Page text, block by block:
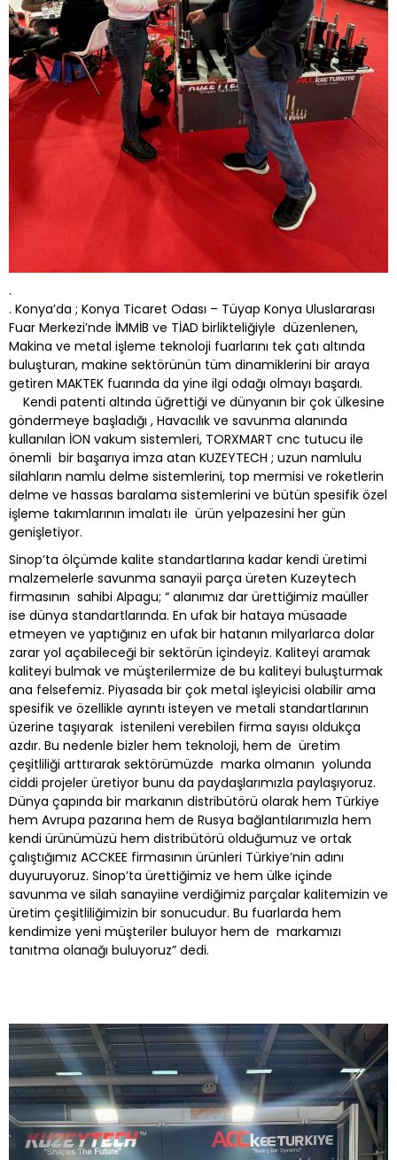
.
. Konya’da ; Konya Ticaret Odası – Tüyap Konya Uluslararası
Fuar Merkezi’nde İMMİB ve TİAD birlikteliğiyle düzenlenen,
Makina ve metal işleme teknoloji fuarlarını tek çatı altında
buluşturan, makine sektörünün tüm dinamiklerini bir araya
getiren MAKTEK fuarında da yine ilgi odağı olmayı başardı.
Kendi patenti altında üğrettiği ve dünyanın bir çok ülkesine
göndermeye başladığı , Havacılık ve savunma alanında
kullanılan İON vakum sistemleri, TORXMART cnc tutucu ile
önemli bir başarıya imza atan KUZEYTECH ; uzun namlulu
silahların namlu delme sistemlerini, top mermisi ve roketlerin
delme ve hassas baralama sistemlerini ve bütün spesifik özel
işleme takımlarının imalatı ile ürün yelpazesini her gün
genişletiyor.
Sinop’ta ölçümde kalite standartlarına kadar kendi üretimi
malzemelerle savunma sanayii parça üreten Kuzeytech
firmasının sahibi Alpagu; “ alanımız dar ürettiğimiz maüller
ise dünya standartlarında. En ufak bir hataya müsaade
etmeyen ve yaptığınız en ufak bir hatanın milyarlarca dolar
zarar yol açabileceği bir sektörün içindeyiz. Kaliteyi aramak
kaliteyi bulmak ve müşterilermize de bu kaliteyi buluşturmak
ana felsefemiz. Piyasada bir çok metal işleyicisi olabilir ama
spesifik ve özellikle ayrıntı isteyen ve metali standartlarının
üzerine taşıyarak istenileni verebilen firma sayısı oldukça
azdır. Bu nedenle bizler hem teknoloji, hem de üretim
çeşitliliği arttırarak sektörümüzde marka olmanın yolunda
ciddi projeler üretiyor bunu da paydaşlarımızla paylaşıyoruz.
Dünya çapında bir markanın distribütörü olarak hem Türkiye
hem Avrupa pazarına hem de Rusya bağlantılarımızla hem
kendi ürünümüzü hem distribütörü olduğumuz ve ortak
çalıştığımız ACCKEE firmasının ürünleri Türkiye’nin adını
duyuruyoruz. Sinop’ta ürettiğimiz ve hem ülke içinde
savunma ve silah sanayiine verdiğimiz parçalar kalitemizin ve
üretim çeşitliliğimizin bir sonucudur. Bu fuarlarda hem
kendimize yeni müşteriler buluyor hem de markamızı
tanıtma olanağı buluyoruz” dedi.